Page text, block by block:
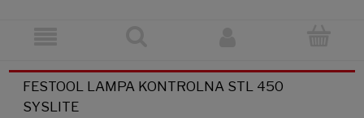
FESTOOL LAMPA KONTROLNA STL 450
SYSLITE